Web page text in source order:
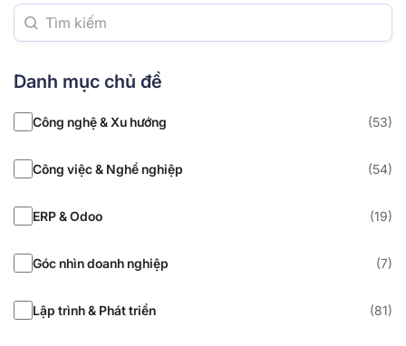
Danh mục chủ đề
Công nghệ & Xu hướng (53)
Công việc & Nghề nghiệp (54)
ERP & Odoo (19)
Góc nhìn doanh nghiệp (7)
Lập trình & Phát triển (81)